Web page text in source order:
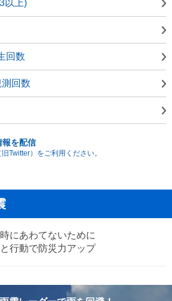
以上)
回数
回数
報を配信
Twitter）をご利用ください。
にあわてないために
行動で防災力アップ